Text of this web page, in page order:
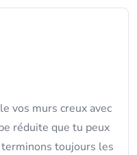
vos murs creux avec
réduite que tu peux
toujours les